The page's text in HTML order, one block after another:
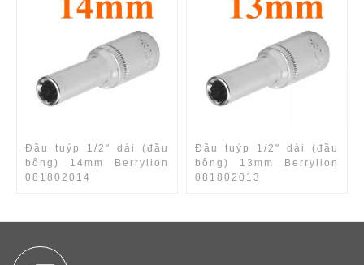
Đầu tuýp 1/2" dài (đầu
bông) 14mm Berrylion
081802014
Đầu tuýp 1/2" dài (đầu
bông) 13mm Berrylion
081802013